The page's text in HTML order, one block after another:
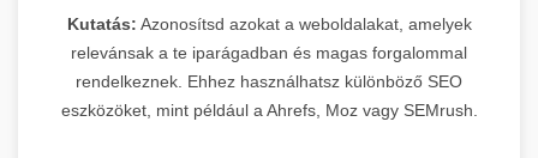
Kutatás: Azonosítsd azokat a weboldalakat, amelyek
relevánsak a te iparágadban és magas forgalommal
rendelkeznek. Ehhez használhatsz különböző SEO
eszközöket, mint például a Ahrefs, Moz vagy SEMrush.